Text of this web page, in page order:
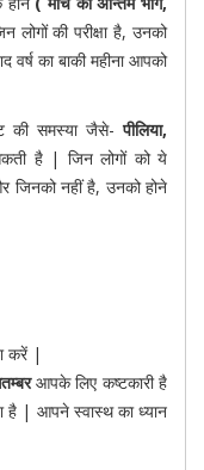
की परीक्षा है, उनको
वर्ष का बाकी महीना आपको
की समस्या जैसे- पीलिया,
है | जिन लोगों को ये
नहीं है, उनको होने
करें |
आपके लिए कष्टकारी है
है | आपने स्वास्थ का ध्यान